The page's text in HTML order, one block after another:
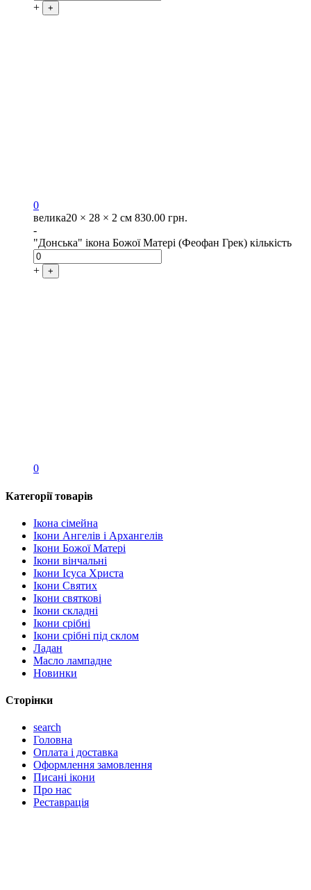
+ +
0
велика20 × 28 × 2 см 830.00 грн.
-
"Донська" ікона Божої Матері (Феофан Грек) кількість
+ +
0
Категорії товарів
Ікона сімейна
Ікони Ангелів і Архангелів
Ікони Божої Матері
Ікони вінчальні
Ікони Ісуса Христа
Ікони Святих
Ікони святкові
Ікони складні
Ікони срібні
Ікони срібні під склом
Ладан
Масло лампадне
Новинки
Сторінки
search
Головна
Оплата і доставка
Оформлення замовлення
Писані ікони
Про нас
Реставрація